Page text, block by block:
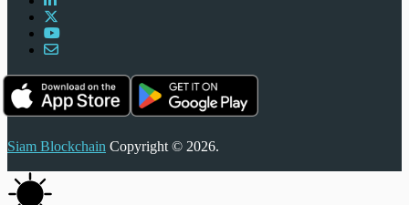
Siam Blockchain Copyright © 2026.